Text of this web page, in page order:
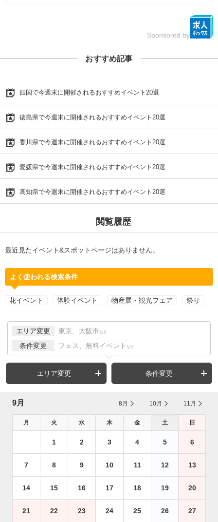
Sponsored by
おすすめ記事
四国で今週末に開催されるおすすめイベント20選
徳島県で今週末に開催されるおすすめイベント20選
香川県で今週末に開催されるおすすめイベント20選
愛媛県で今週末に開催されるおすすめイベント20選
高知県で今週末に開催されるおすすめイベント20選
閲覧履歴
最近見たイベント&スポットページはありません。
よく使われる検索条件
花イベント 体験イベント 物産展・観光フェア 祭り
エリア変更 東京、大阪市 など
条件変更 フェス、無料イベント など
エリア変更 条件変更
9月 8月 10月 11月
月 火 水 木 金 土 日
1 2 3 4 5 6
7 8 9 10 11 12 13
14 15 16 17 18 19 20
21 22 23 24 25 26 27